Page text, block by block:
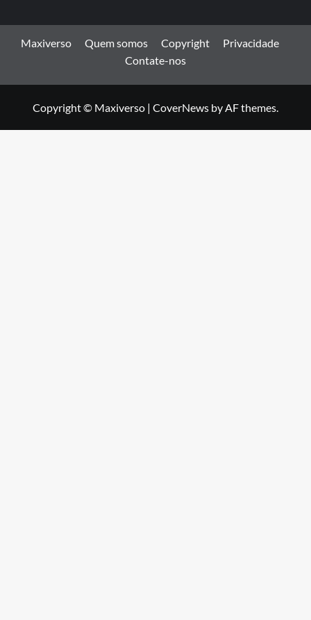
Maxiverso Quem somos Copyright
Privacidade
Contate-nos
Copyright © Maxiverso | CoverNews by AF themes.